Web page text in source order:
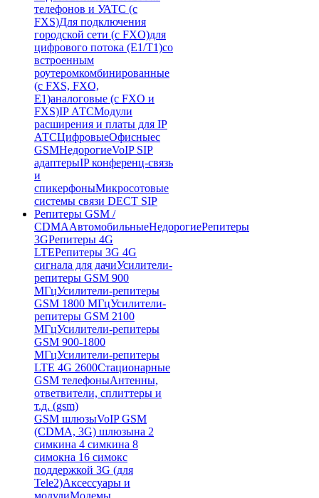
телефонов и УАТС (с
FXS)Для подключения
городской сети (с FXO)для
цифрового потока (E1/T1)со
встроенным
роутеромкомбинированные
(c FXS, FXO,
E1)аналоговые (с FXO и
FXS)IP АТСМодули
расширения и платы для IP
АТСЦифровыеОфисныес
GSMНедорогиеVoIP SIP
адаптерыIP конференц-связь
и
спикерфоныМикросотовые
системы связи DECT SIP
Репитеры GSM /
CDMAАвтомобильныеНедорогиеРепитеры
3GРепитеры 4G
LTEРепитеры 3G 4G
сигнала для дачиУсилители-
репитеры GSM 900
МГцУсилители-репитеры
GSM 1800 МГцУсилители-
репитеры GSM 2100
МГцУсилители-репитеры
GSM 900-1800
МГцУсилители-репитеры
LTE 4G 2600Стационарные
GSM телефоныАнтенны,
ответвители, сплиттеры и
т.д. (gsm)
GSM шлюзыVoIP GSM
(CDMA, 3G) шлюзына 2
симкина 4 симкина 8
симокна 16 симокс
поддержкой 3G (для
Tele2)Аксессуары и
модулиМодемы